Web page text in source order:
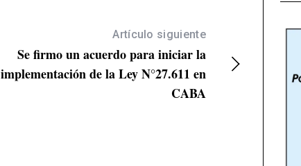
Artículo siguiente
Se firmo un acuerdo para iniciar la
implementación de la Ley N°27.611 en
CABA